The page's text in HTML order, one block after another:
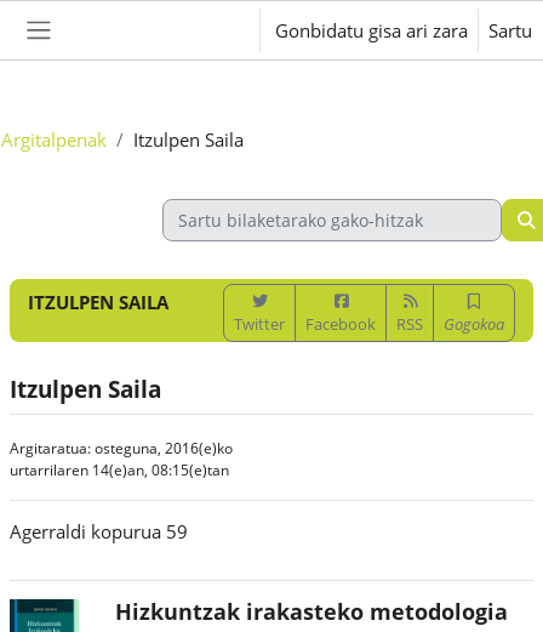
Alboko panela
Gonbidatu gisa ari zara Sartu
Argitalpenak Itzulpen Saila
ITZULPEN SAILA
Twitter Facebook RSS Gogokoa
Itzulpen Saila
Argitaratua: osteguna, 2016(e)ko
urtarrilaren 14(e)an, 08:15(e)tan
Agerraldi kopurua 59
Hizkuntzak irakasteko metodologia